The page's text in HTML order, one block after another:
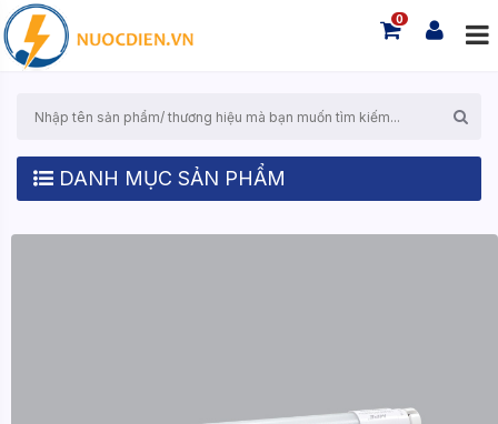
0
DANH MỤC SẢN PHẨM